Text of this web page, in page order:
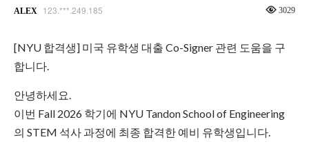
ALEX 123.***.249.185 3029
[NYU 합격생] 미국 유학생 대출 Co-Signer 관련 도움을 구
합니다.
안녕하세요.
이번 Fall 2026 학기에 NYU Tandon School of Engineering
의 STEM 석사 과정에 최종 합격한 예비 유학생입니다.